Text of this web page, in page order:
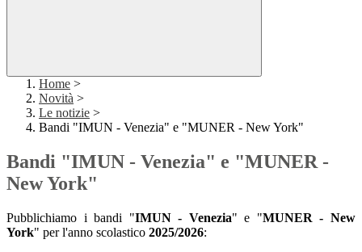
Home >
Novità >
Le notizie >
Bandi "IMUN - Venezia" e "MUNER - New York"
Bandi "IMUN - Venezia" e "MUNER -
New York"
Pubblichiamo i bandi "IMUN - Venezia" e "MUNER - New
York" per l'anno scolastico 2025/2026: